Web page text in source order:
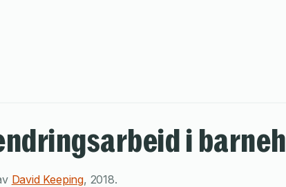
i
David Keeping, 2018.